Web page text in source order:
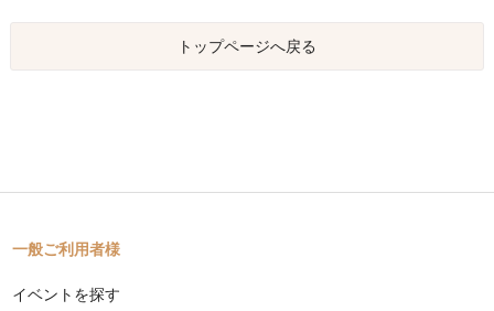
トップページへ戻る
一般ご利用者様
イベントを探す